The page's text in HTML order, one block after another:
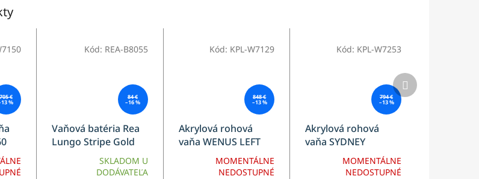
€
%
84 €
–16 %
Vaňová batéria Rea
Lungo Stripe Gold
SKLADOM U
DODÁVATEĽA
Kód: REA-B8055
848 €
–13 %
Akrylová rohová
vaňa WENUS LEFT
MOMENTÁLNE
NEDOSTUPNÉ
Kód: KPL-W7129
794 €
–13 %
Akrylová rohová
vaňa SYDNEY
BELLANTO RIGHT
MOMENTÁLNE
NEDOSTUPNÉ
Kód: KPL-W7253
Ďalší
produkt